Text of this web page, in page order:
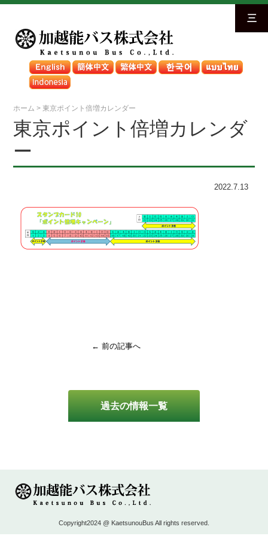
三
ホーム > 東京ポイント倍増カレンダー
過去の情報一覧
東京ポイント倍増カレンダ
ー
2022.7.13
← 前の記事へ
Copyright2024 @ KaetsunouBus All rights reserved.